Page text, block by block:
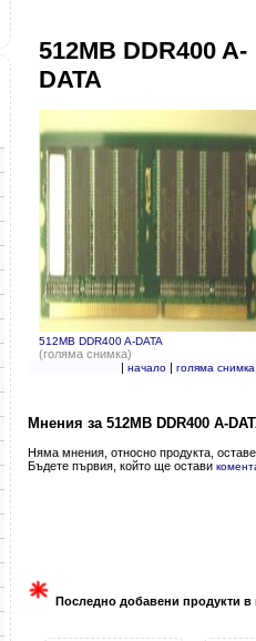
512MB DDR400 A-
DATA
512MB DDR400 A-DATA
(голяма снимка)
| начало| голяма снимка
Мнения за 512MB DDR400 A-
Няма мнения, относно продукта,
Бъдете първия, който ще остави
Последно добавени продукти в